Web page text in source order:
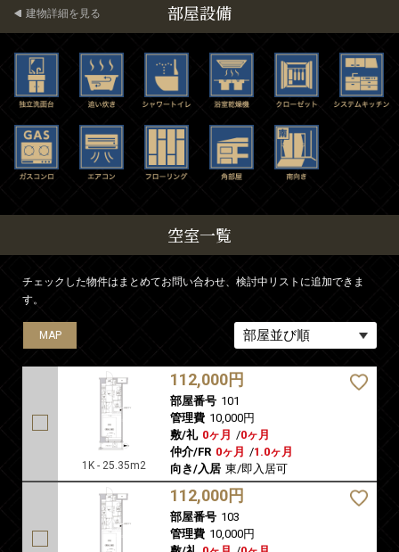
部屋設備
建物詳細を見る
空室一覧
チェックした物件はまとめてお問い合わせ、検討中リストに追加できま
す。
MAP
1K - 25.35m2
112,000円
部屋番号 101
管理費 10,000円
敷/礼 0ヶ月 /0ヶ月
仲介/FR 0ヶ月 /1.0ヶ月
向き/入居 東/即入居可
MAP
112,000円
部屋番号 103
管理費 10,000円
MAP
MAP
MAP